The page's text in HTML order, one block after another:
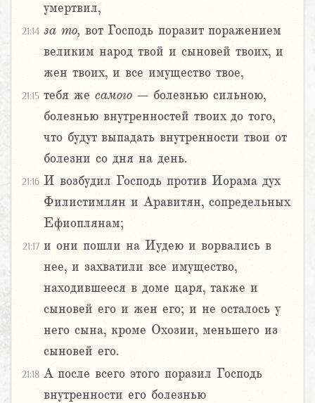
умертвил,
21:14 за то, вот Господь поразит поражением
великим народ твой и сыновей твоих, и
жен твоих, и все имущество твое,
21:15 тебя же самого – болезнью сильною,
болезнью внутренностей твоих до того,
что будут выпадать внутренности твои от
болезни со дня на день.
21:16 И возбудил Господь против Иорама дух
Филистимлян и Аравитян, сопредельных
Ефиоплянам;
21:17 и они пошли на Иудею и ворвались в
нее, и захватили все имущество,
находившееся в доме царя, также и
сыновей его и жен его; и не осталось у
него сына, кроме Охозии, меньшего из
сыновей его.
21:18 А после всего этого поразил Господь
внутренности его болезнью